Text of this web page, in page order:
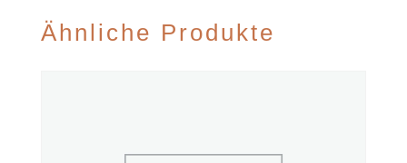
Ähnliche Produkte